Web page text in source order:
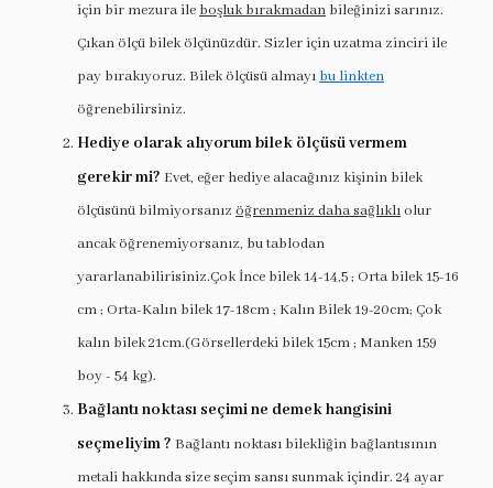
için bir mezura ile boşluk bırakmadan bileğinizi sarınız.
Çıkan ölçü bilek ölçünüzdür. Sizler için uzatma zinciri ile
pay bırakıyoruz. Bilek ölçüsü almayı bu linkten
öğrenebilirsiniz.
Hediye olarak alıyorum bilek ölçüsü vermem
gerekir mi? Evet, eğer hediye alacağınız kişinin bilek
ölçüsünü bilmiyorsanız öğrenmeniz daha sağlıklı olur
ancak öğrenemiyorsanız, bu tablodan
yararlanabilirisiniz.Çok İnce bilek 14-14,5 ; Orta bilek 15-16
cm ; Orta-Kalın bilek 17-18cm ; Kalın Bilek 19-20cm; Çok
kalın bilek 21cm.(Görsellerdeki bilek 15cm ; Manken 159
boy - 54 kg).
Bağlantı noktası seçimi ne demek hangisini
seçmeliyim ? Bağlantı noktası bilekliğin bağlantısının
metali hakkında size seçim sansı sunmak içindir. 24 ayar